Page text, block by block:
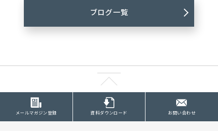
ブログ一覧
メールマガジン登録 資料ダウンロード お問い合わせ